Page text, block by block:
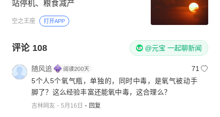
站停机、粮食减产
空之王座 打开APP
评论 108 @元宝 一起聊新闻
随风追
71
5个人5个氧气瓶，单独的，同时中毒，是氧气被动手
脚了？这么经验丰富还能氧中毒，这合理么？
吉林网友 5月16日 回复